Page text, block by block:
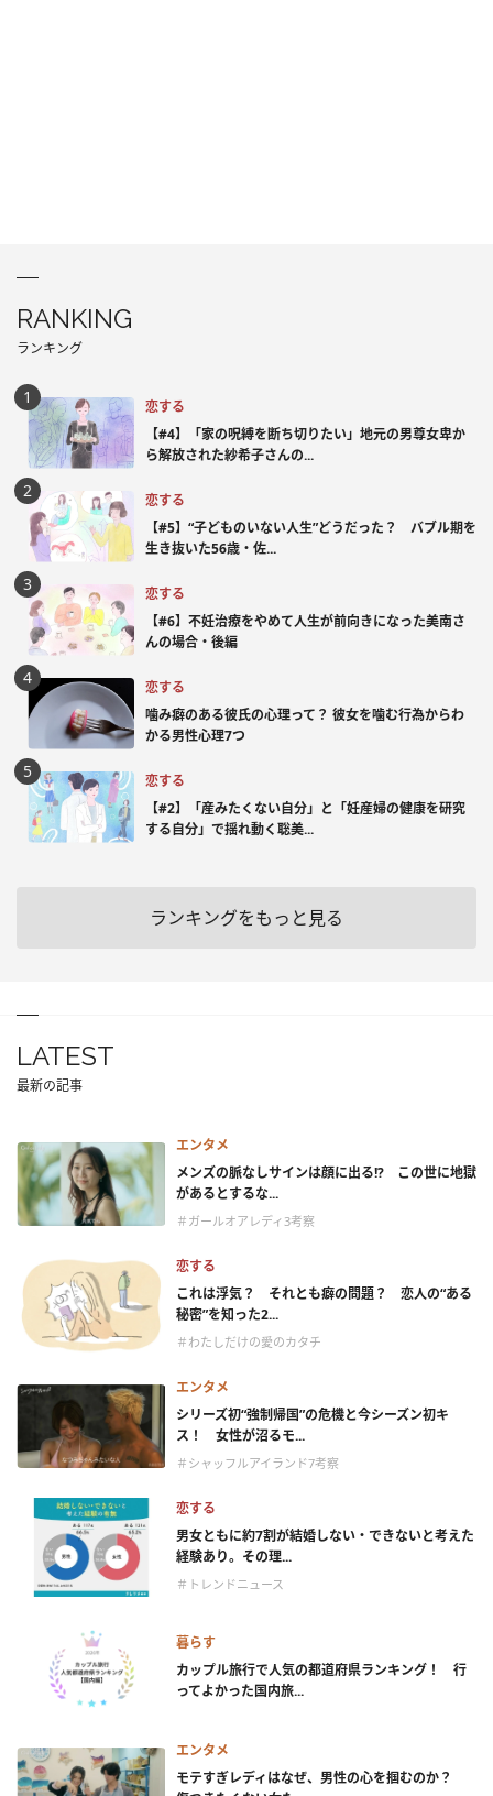
RANKING
ランキング
恋する
【#4】「家の呪縛を断ち切りたい」地元の男尊女卑か
ら解放された紗希子さんの...
恋する
【#5】“子どものいない人生”どうだった？ バブル期を
生き抜いた56歳・佐...
恋する
【#6】不妊治療をやめて人生が前向きになった美南さ
んの場合・後編
恋する
噛み癖のある彼氏の心理って？ 彼女を噛む行為からわ
かる男性心理7つ
恋する
【#2】「産みたくない自分」と「妊産婦の健康を研究
する自分」で揺れ動く聡美...
ランキングをもっと見る
LATEST
最新の記事
エンタメ
メンズの脈なしサインは顔に出る!? この世に地獄
があるとするな...
＃ガールオアレディ3考察
恋する
これは浮気？ それとも癖の問題？ 恋人の“ある
秘密”を知った2...
＃わたしだけの愛のカタチ
エンタメ
シリーズ初“強制帰国”の危機と今シーズン初キ
ス！ 女性が沼るモ...
＃シャッフルアイランド7考察
恋する
男女ともに約7割が結婚しない・できないと考えた
経験あり。その理...
＃トレンドニュース
暮らす
カップル旅行で人気の都道府県ランキング！ 行
ってよかった国内旅...
エンタメ
モテすぎレディはなぜ、男性の心を掴むのか？